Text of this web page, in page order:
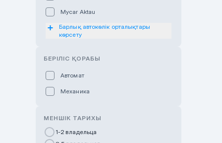
Mycar Aktau
Mycar Uralsk
Haval & Tank Pavlodar
Bavaria Almaty
Mycar Shymkent
Барлық автокөлік орталықтары
көрсету
БЕРІЛІС ҚОРАБЫ
Автомат
Механика
МЕНШІК ТАРИХЫ
1-2 владельца